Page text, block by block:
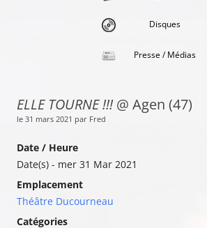
Disques
Presse / Médias
ELLE TOURNE !!!@ Agen (47)
le 31 mars 2021 par Fred
Date / Heure
Date(s) - mer 31 Mar 2021
Emplacement
Théâtre Ducourneau
Catégories